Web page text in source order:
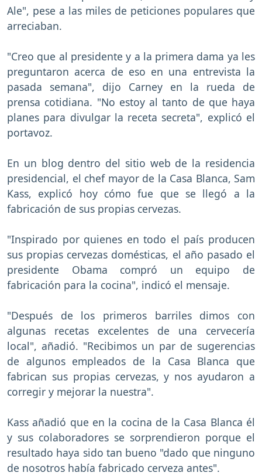
Ale", pese a las miles de peticiones populares que
arreciaban.
"Creo que al presidente y a la primera dama ya les
preguntaron acerca de eso en una entrevista la
pasada semana", dijo Carney en la rueda de
prensa cotidiana. "No estoy al tanto de que haya
planes para divulgar la receta secreta", explicó el
portavoz.
En un blog dentro del sitio web de la residencia
presidencial, el chef mayor de la Casa Blanca, Sam
Kass, explicó hoy cómo fue que se llegó a la
fabricación de sus propias cervezas.
"Inspirado por quienes en todo el país producen
sus propias cervezas domésticas, el año pasado el
presidente Obama compró un equipo de
fabricación para la cocina", indicó el mensaje.
"Después de los primeros barriles dimos con
algunas recetas excelentes de una cervecería
local", añadió. "Recibimos un par de sugerencias
de algunos empleados de la Casa Blanca que
fabrican sus propias cervezas, y nos ayudaron a
corregir y mejorar la nuestra".
Kass añadió que en la cocina de la Casa Blanca él
y sus colaboradores se sorprendieron porque el
resultado haya sido tan bueno "dado que ninguno
de nosotros había fabricado cerveza antes".